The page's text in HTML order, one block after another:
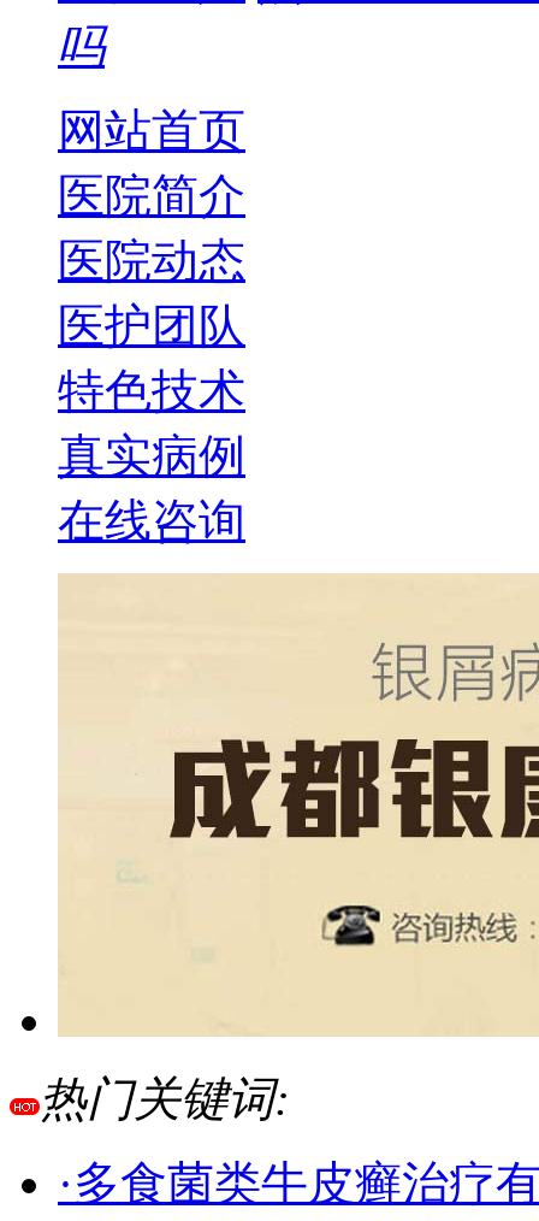
吗
网站首页
医院简介
医院动态
医护团队
特色技术
真实病例
在线咨询
热门关键词:
·多食菌类牛皮癣治疗